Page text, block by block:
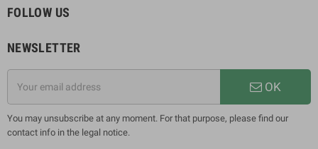
FOLLOW US
NEWSLETTER
OK
You may unsubscribe at any moment. For that purpose, please find our
contact info in the legal notice.